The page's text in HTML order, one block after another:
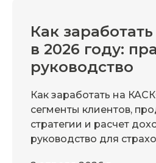
Как
в 2026 году:
руководство
Как заработать на
сегменты клиентов,
стратегии и расчет
руководство для